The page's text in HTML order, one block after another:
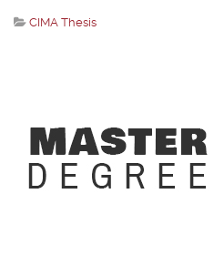
CIMA Thesis